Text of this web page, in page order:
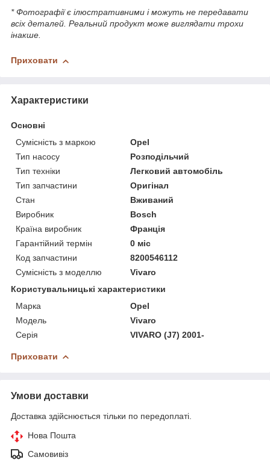
* Фотографії є ілюстративними і можуть не передавати
всіх деталей. Реальний продукт може виглядати трохи
інакше.
Приховати
Характеристики
Основні
Сумісність з маркою
Opel
Тип насосу
Розподільчий
Тип техніки
Легковий автомобіль
Тип запчастини
Оригінал
Стан
Вживаний
Виробник
Bosch
Країна виробник
Франція
Гарантійний термін
0 міс
Код запчастини
8200546112
Сумісність з моделлю
Vivaro
Користувальницькі характеристики
Марка
Opel
Модель
Vivaro
Серія
VIVARO (J7) 2001-
Приховати
Умови доставки
Доставка здійснюється тільки по передоплаті.
Нова Пошта
Самовивіз